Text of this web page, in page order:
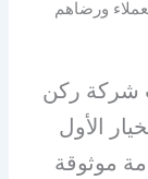
ورضاهم
شركة ركن
الأول
موثوقة